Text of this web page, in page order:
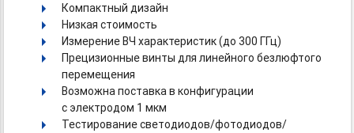
Компактный дизайн
Низкая стоимость
Измерение ВЧ характеристик (до 300 ГГц)
Прецизионные винты для линейного безлюфтого
перемещения
Возможна поставка в конфигурации
с электродом 1 мкм
Тестирование светодиодов/фотодиодов/